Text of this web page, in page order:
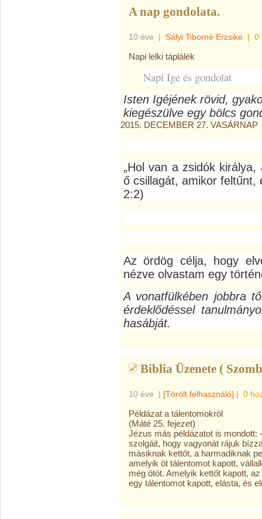
A nap gondolata.
10 éve | Sályi Tiborné Erzsike | 0
Napi lelki táplálék
Napi Ige és gondolat
Isten Igéjének rövid,
kiegészülve egy bölcs
2015. DECEMBER 27. VASÁRNAP
„Hol van a zsidók
ő csillagát, amikor feltűnt,
2:2)
Az ördög célja, hogy
nézve olvastam egy
A vonatfülkében jobbra
érdeklődéssel
hasábját.
Biblia Üzenete (
10 éve | [Törölt felhasználó] | 0
Példázat a tálentomokról
(Máté 25. fejezet)
Jézus más példázatot is mondott:
szolgáit, hogy vagyonát rájuk
másiknak kettőt, a harmadiknak
amelyik öt tálentomot kapott,
még ötöt. Amelyik kettőt kapott,
egy tálentomot kapott, elásta, és